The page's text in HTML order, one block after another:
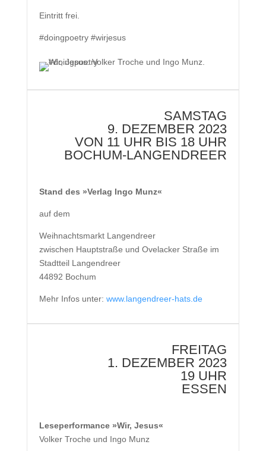
Eintritt frei.
#doingpoetry #wirjesus
SAMSTAG
9. DEZEMBER 2023
VON 11 UHR BIS 18 UHR
BOCHUM-LANGENDREER
Stand des »Verlag Ingo Munz«
auf dem
Weihnachtsmarkt Langendreer
zwischen Hauptstraße und Ovelacker Straße im
Stadtteil Langendreer
44892 Bochum
Mehr Infos unter: www.langendreer-hats.de
FREITAG
1. DEZEMBER 2023
19 UHR
ESSEN
Leseperformance »Wir, Jesus«
Volker Troche und Ingo Munz